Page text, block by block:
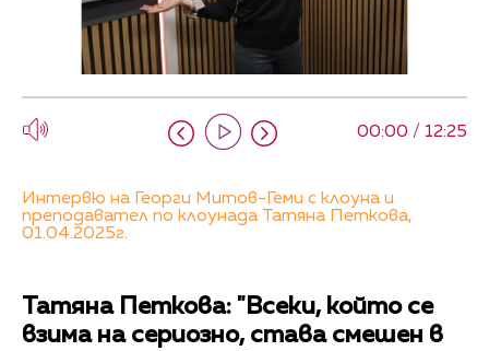
00:00 / 12:25
Интервю на Георги Митов-Геми с клоуна и
преподавател по клоунада Татяна Петкова,
01.04.2025г.
Татяна Петкова: "Всеки, който се
взима на сериозно, става смешен в